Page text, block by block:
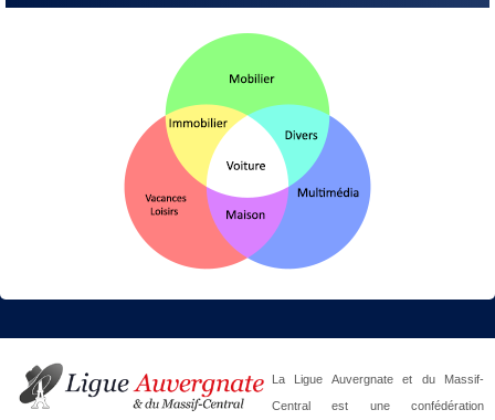
La Ligue Auvergnate et du Massif-
Central est une confédération